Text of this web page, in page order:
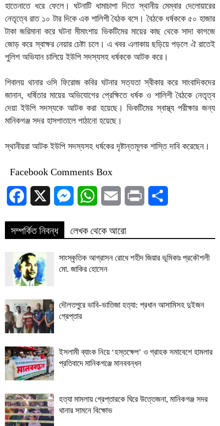
হাতেনাতে ধরে ফেলে। ঘটনাটি ধামাচাপা দিতে স্থানীয় মেম্বার দেলোয়ারের
নেতৃত্বে রাত ১০ টার দিকে এক শালিশী বৈঠক বসে। বৈঠকে ধর্ষককে ৫০ হাজার
টাকা জরিমানা করে ঘটনা মীমাংশায় ভিকটিমের মায়ের কাছ থেকে সাদা কাগজে
জোড় করে স্বাক্ষর নেয়ার চেষ্টা চলে। এ খবর এলাকায় ছড়িয়ে পড়লে ঐ রাতেই
পুলিশ অভিযান চালিয়ে ইউপি সদস্যসহ ধর্ষককে আটক করে।
শিবালয় থানার ওসি ফিরোজ কবির ঘটনার সত্যতা স্বীকার করে সাংবাদিকদের
জানান, ধর্ষিতার মায়ের অভিযোগের প্রেক্ষিতে ধর্ষক ও শালিশী বৈঠকে নেতৃত্ব
দেয়া ইউপি সদস্যকে আটক করা হয়েছে। ভিকটিমের স্বাস্থ্য পরীক্ষার জন্য
মানিকগঞ্জ সদর হাসপাতালে পাঠানো হয়েছে।
স্থানীয়রা আটক ইউপি সদস্যসহ ধর্ষকের দৃষ্টান্তমূলক শাস্তি দাবি করেছেন।
Facebook Comments Box
Facebook MessengerWhatsAppEmail Print
সম্পর্কিত নিবন্ধ লেখক থেকে আরো
সাংস্কৃতিক আগ্রাসন রোধে শহীদ জিয়ার ভূমিকাঃ প্রকৌশলী
মো. জাকির হোসেন
দৌলতপুরে ভাবি-ভাতিজা হত্যা: প্রধান আসামিসহ দুইজন
গ্রেপ্তার
ইসলামী ব্যাংক নিয়ে ‘হস্তক্ষেপ’ ও গ্রাহক সমাবেশে হামলার
প্রতিবাদে মানিকগঞ্জে মানববন্ধন
হত্যা মামলায় গ্রেপ্তারকে ঘিরে উত্তেজনা, মানিকগঞ্জ সদর
থানার সামনে বিক্ষোভ